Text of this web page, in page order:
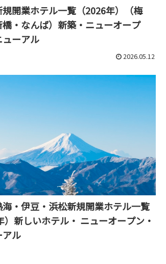
開業ホテル一覧（2026年）（梅
・なんば）新築・ニューオープ
ューアル
2026.05.12
・伊豆・浜松新規開業ホテル一覧
）新しいホテル・ ニューオープン・
アル